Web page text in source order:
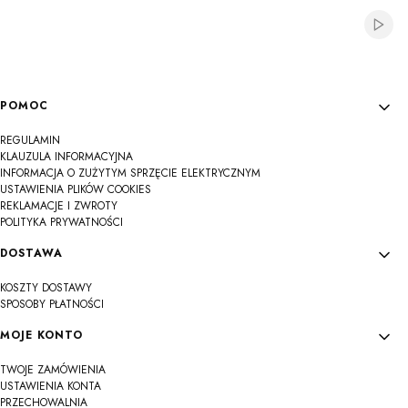
Linki w stopce
POMOC
REGULAMIN
KLAUZULA INFORMACYJNA
INFORMACJA O ZUŻYTYM SPRZĘCIE ELEKTRYCZNYM
USTAWIENIA PLIKÓW COOKIES
REKLAMACJE I ZWROTY
POLITYKA PRYWATNOŚCI
DOSTAWA
KOSZTY DOSTAWY
SPOSOBY PŁATNOŚCI
MOJE KONTO
TWOJE ZAMÓWIENIA
USTAWIENIA KONTA
PRZECHOWALNIA